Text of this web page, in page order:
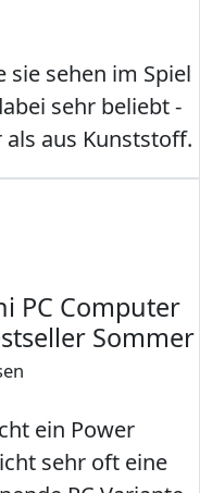
sie sehen im Spiel
sehr beliebt -
aus Kunststoff.
PC Computer
Sommer
ein Power
sehr oft eine